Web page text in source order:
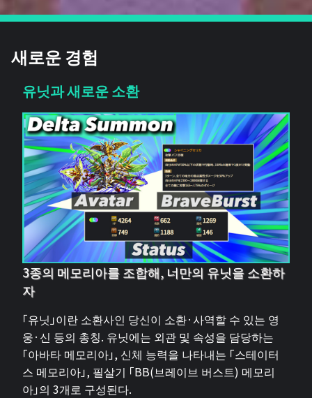
새로운 경험
유닛과 새로운 소환
3종의 메모리아를 조합해, 너만의 유닛을 소환하
자
「유닛」이란 소환사인 당신이 소환·사역할 수 있는 영
웅·신 등의 총칭. 유닛에는 외관 및 속성을 담당하는
「아바타 메모리아」, 신체 능력을 나타내는 「스테이터
스 메모리아」, 필살기 「BB(브레이브 버스트) 메모리
아」의 3개로 구성된다.